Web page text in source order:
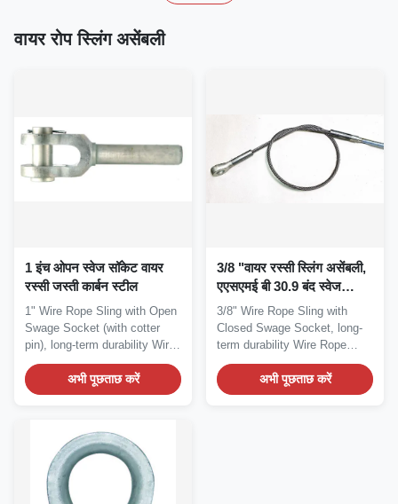
वायर रोप स्लिंग असेंबली
1 इंच ओपन स्वेज सॉकेट वायर
रस्सी जस्ती कार्बन स्टील
1" Wire Rope Sling with Open
Swage Socket (with cotter
pin), long-term durability Wire
Rope...
अभी पूछताछ करें
3/8 "वायर रस्सी स्लिंग असेंबली,
एएसएमई बी 30.9 बंद स्वेज
सॉकेट:
3/8" Wire Rope Sling with
Closed Swage Socket, long-
term durability Wire Rope
Sling and Wire...
अभी पूछताछ करें